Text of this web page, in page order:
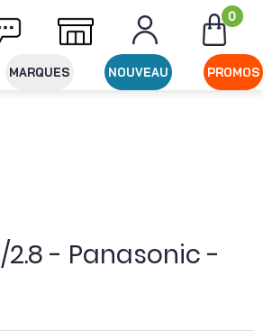
49€ d'achat 0
MARQUES NOUVEAU PROMOS
2.8 - Panasonic -